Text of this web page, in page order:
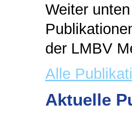
Weiter
der LMBV
Alle
Aktuelle